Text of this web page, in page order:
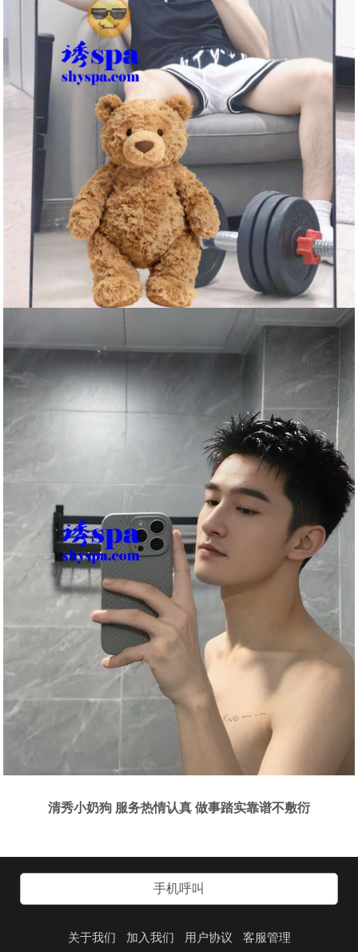
清秀小奶狗 服务热情认真 做事踏实靠谱不敷衍
手机呼叫
关于我们 加入我们 用户协议 客服管理